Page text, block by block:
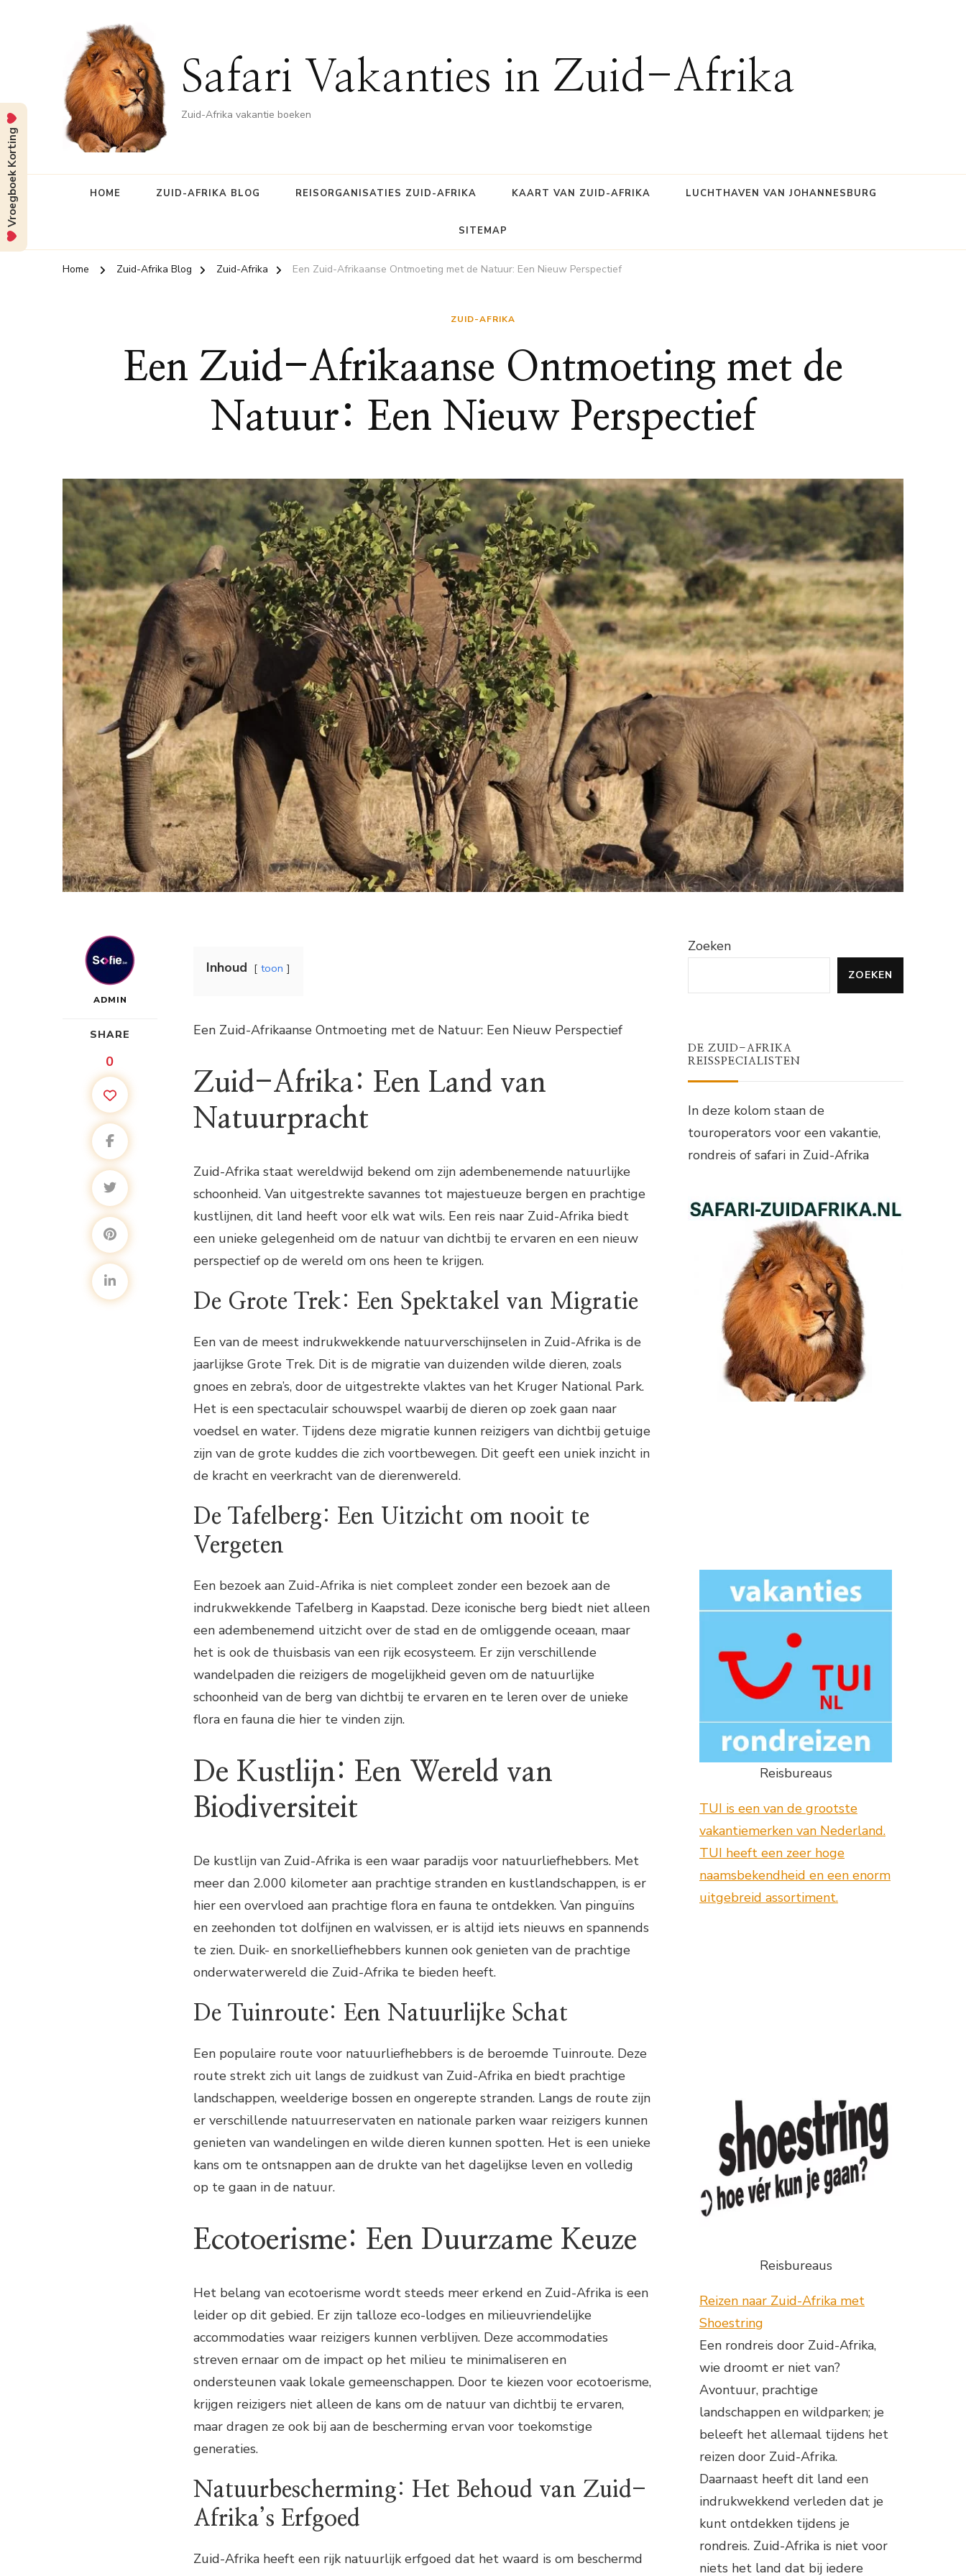
Safari Vakanties in Zuid-Afrika
Zuid-Afrika vakantie boeken
HOME ZUID-AFRIKA BLOG REISORGANISATIES ZUID-AFRIKA KAART VAN ZUID-AFRIKA LUCHTHAVEN VAN JOHANNESBURG
SITEMAP
Home Zuid-Afrika Blog Zuid-Afrika Een Zuid-Afrikaanse Ontmoeting met de Natuur: Een Nieuw Perspectief
ZUID-AFRIKA
Een Zuid-Afrikaanse Ontmoeting met de
Natuur: Een Nieuw Perspectief
ADMIN
SHARE
0
Inhoud toon
Een Zuid-Afrikaanse Ontmoeting met de Natuur: Een Nieuw Perspectief
Zuid-Afrika: Een Land van
Natuurpracht
Zuid-Afrika staat wereldwijd bekend om zijn adembenemende natuurlijke
schoonheid. Van uitgestrekte savannes tot majestueuze bergen en prachtige
kustlijnen, dit land heeft voor elk wat wils. Een reis naar Zuid-Afrika biedt
een unieke gelegenheid om de natuur van dichtbij te ervaren en een nieuw
perspectief op de wereld om ons heen te krijgen.
De Grote Trek: Een Spektakel van Migratie
Een van de meest indrukwekkende natuurverschijnselen in Zuid-Afrika is de
jaarlijkse Grote Trek. Dit is de migratie van duizenden wilde dieren, zoals
gnoes en zebra’s, door de uitgestrekte vlaktes van het Kruger National Park.
Het is een spectaculair schouwspel waarbij de dieren op zoek gaan naar
voedsel en water. Tijdens deze migratie kunnen reizigers van dichtbij getuige
zijn van de grote kuddes die zich voortbewegen. Dit geeft een uniek inzicht in
de kracht en veerkracht van de dierenwereld.
De Tafelberg: Een Uitzicht om nooit te
Vergeten
Een bezoek aan Zuid-Afrika is niet compleet zonder een bezoek aan de
indrukwekkende Tafelberg in Kaapstad. Deze iconische berg biedt niet alleen
een adembenemend uitzicht over de stad en de omliggende oceaan, maar
het is ook de thuisbasis van een rijk ecosysteem. Er zijn verschillende
wandelpaden die reizigers de mogelijkheid geven om de natuurlijke
schoonheid van de berg van dichtbij te ervaren en te leren over de unieke
flora en fauna die hier te vinden zijn.
De Kustlijn: Een Wereld van
Biodiversiteit
De kustlijn van Zuid-Afrika is een waar paradijs voor natuurliefhebbers. Met
meer dan 2.000 kilometer aan prachtige stranden en kustlandschappen, is er
hier een overvloed aan prachtige flora en fauna te ontdekken. Van pinguïns
en zeehonden tot dolfijnen en walvissen, er is altijd iets nieuws en spannends
te zien. Duik- en snorkelliefhebbers kunnen ook genieten van de prachtige
onderwaterwereld die Zuid-Afrika te bieden heeft.
De Tuinroute: Een Natuurlijke Schat
Een populaire route voor natuurliefhebbers is de beroemde Tuinroute. Deze
route strekt zich uit langs de zuidkust van Zuid-Afrika en biedt prachtige
landschappen, weelderige bossen en ongerepte stranden. Langs de route zijn
er verschillende natuurreservaten en nationale parken waar reizigers kunnen
genieten van wandelingen en wilde dieren kunnen spotten. Het is een unieke
kans om te ontsnappen aan de drukte van het dagelijkse leven en volledig
op te gaan in de natuur.
Ecotoerisme: Een Duurzame Keuze
Het belang van ecotoerisme wordt steeds meer erkend en Zuid-Afrika is een
leider op dit gebied. Er zijn talloze eco-lodges en milieuvriendelijke
accommodaties waar reizigers kunnen verblijven. Deze accommodaties
streven ernaar om de impact op het milieu te minimaliseren en
ondersteunen vaak lokale gemeenschappen. Door te kiezen voor ecotoerisme,
krijgen reizigers niet alleen de kans om de natuur van dichtbij te ervaren,
maar dragen ze ook bij aan de bescherming ervan voor toekomstige
generaties.
Natuurbescherming: Het Behoud van Zuid-
Afrika’s Erfgoed
Zuid-Afrika heeft een rijk natuurlijk erfgoed dat het waard is om beschermd
Zoeken
ZOEKEN
DE ZUID-AFRIKA
REISSPECIALISTEN
In deze kolom staan de
touroperators voor een vakantie,
rondreis of safari in Zuid-Afrika
Reisbureaus
TUI is een van de grootste
vakantiemerken van Nederland.
TUI heeft een zeer hoge
naamsbekendheid en een enorm
uitgebreid assortiment.
Reisbureaus
Reizen naar Zuid-Afrika met
Shoestring
Een rondreis door Zuid-Afrika,
wie droomt er niet van?
Avontuur, prachtige
landschappen en wildparken; je
beleeft het allemaal tijdens het
reizen door Zuid-Afrika.
Daarnaast heeft dit land een
indrukwekkend verleden dat je
kunt ontdekken tijdens je
rondreis. Zuid-Afrika is niet voor
niets het land dat bij iedere
Vroegboek Korting